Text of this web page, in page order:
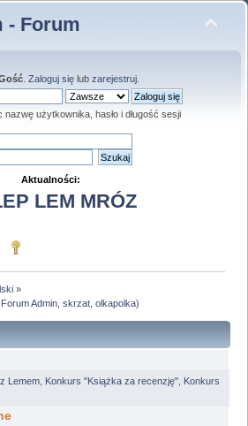
- Forum
. Zaloguj sięlub zarejestruj.
nazwę użytkownika, hasło i długość sesji
Aktualności:
LEM MRÓZ
»
Forum Admin ,skrzat ,olkapolka)
Lemem Konkurs "Książka za recenzję" Konkurs